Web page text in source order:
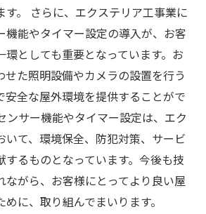
す。 さらに、エクステリア工事業に
機能やタイマー設定の導入が、お客
としても重要となっています。お
せた照明設備やカメラの設置を行う
安全な屋外環境を提供することがで
ンサー機能やタイマー設定は、エク
いて、環境保全、防犯対策、サービ
するものとなっています。今後も技
ながら、お客様にとってより良い屋
に、取り組んでまいります。